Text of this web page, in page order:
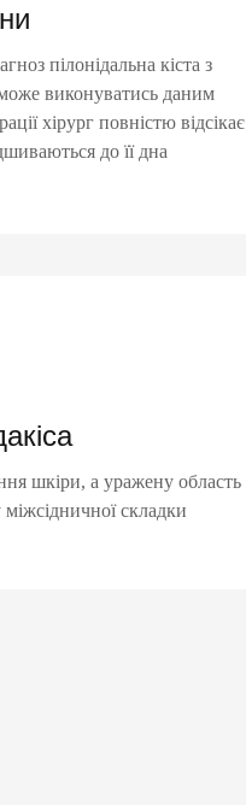
пілонідальна кіста з
виконуватись даним
хірург повністю відсікає
до її дна
шкіри, а уражену область
складки